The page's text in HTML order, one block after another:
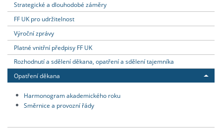
Strategické a dlouhodobé záměry
FF UK pro udržitelnost
Výroční zprávy
Platné vnitřní předpisy FF UK
Rozhodnutí a sdělení děkana, opatření a sdělení tajemníka
Opatření děkana
Harmonogram akademického roku
Směrnice a provozní řády